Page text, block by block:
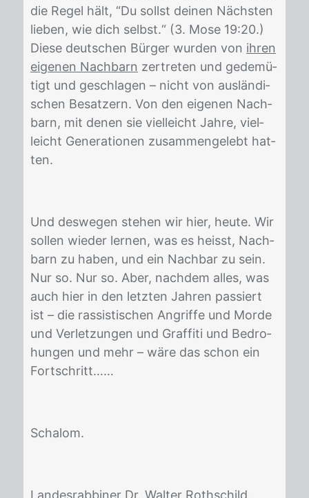
die Re­gel hält, “Du sollst dei­nen Nächs­ten
lie­ben, wie dich selbst.“ (3. Mose 19:20.)
Die­se deut­schen Bür­ger wur­den von ihren
eigenen Nachbarn zer­tre­ten und ge­de­mü­
tigt und ge­schla­gen – nicht von aus­län­di­
schen Be­sat­zern. Von den ei­ge­nen Nach­
barn, mit de­nen sie viel­leicht Jah­re, viel­
leicht Ge­ne­ra­tio­nen zu­sam­men­ge­lebt hat­
ten.
Und des­we­gen ste­hen wir hier, heu­te. Wir
sol­len wie­der ler­nen, was es heisst, Nach­
barn zu ha­ben, und ein Nach­bar zu sein.
Nur so. Nur so. Aber, nach­dem al­les, was
auch hier in den letz­ten Jah­ren pas­siert
ist – die ras­sis­ti­schen An­grif­fe und Mor­de
und Ver­let­zun­gen und Graf­fi­ti und Be­dro­
hun­gen und mehr – wäre das schon ein
Fort­schritt……
Scha­lom.
Lan­des­rab­bi­ner Dr. Wal­ter Roth­schild.